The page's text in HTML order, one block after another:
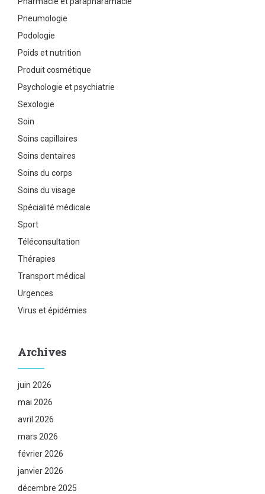
Pneumologie
Podologie
Poids et nutrition
Produit cosmétique
Psychologie et psychiatrie
Sexologie
Soin
Soins capillaires
Soins dentaires
Soins du corps
Soins du visage
Spécialité médicale
Sport
Téléconsultation
Thérapies
Transport médical
Urgences
Virus et épidémies
Archives
juin 2026
mai 2026
avril 2026
mars 2026
février 2026
janvier 2026
décembre 2025